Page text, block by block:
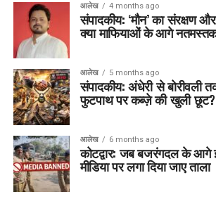
आलेख 4 months ago
संपादकीय: ‘मौन’ का संरक्षण
क्या माफियाओं के आगे
आलेख 5 months ago
संपादकीय: अंधेरी से बोरीवली
फुटपाथ पर कब्ज़े की खुली छूट?
आलेख 6 months ago
कोटद्वार: जब बजरंगदल के
मीडिया पर लगा दिया जाए ताला